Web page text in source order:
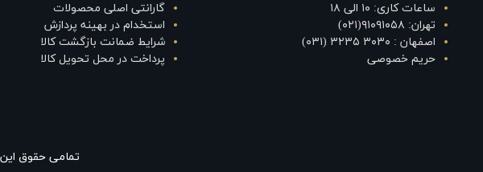
ساعات کاری: ۱۰ الی ۱۸
تهران: ۹۱۰۹۱۰۵۸(۰۲۱)
اصفهان : ۳۰۳۰ ۳۲۳۵ (۰۳۱)
حریم خصوصی
گارانتی اصلی محصولات
استخدام در بهینه پردازش
شرایط ضمانت بازگشت کالا
پرداخت در محل تحویل کالا
تمامی حقوق